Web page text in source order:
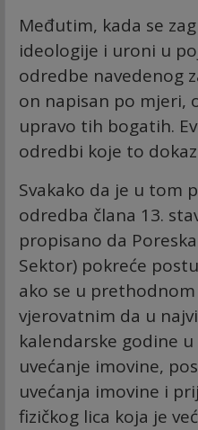
Međutim, kada se
ideologije i uroni u
odredbe navedenog
on napisan po mjeri,
upravo tih bogatih.
odredbi koje to
Svakako da je u tom
odredba člana 13.
propisano da
Sektor) pokreće
ako se u
vjerovatnim da u
kalendarske godine
uvećanje imovine,
uvećanja imovine i
fizičkog lica koja je